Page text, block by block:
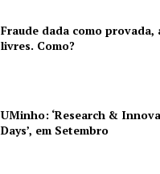
Fraude dada como provada,
livres. Como?
UMinho: ‘Research &
Days’, em Setembro